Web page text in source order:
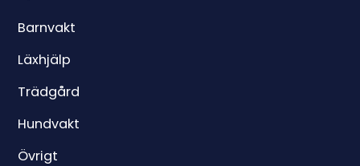
Barnvakt
Läxhjälp
Trädgård
Hundvakt
Övrigt